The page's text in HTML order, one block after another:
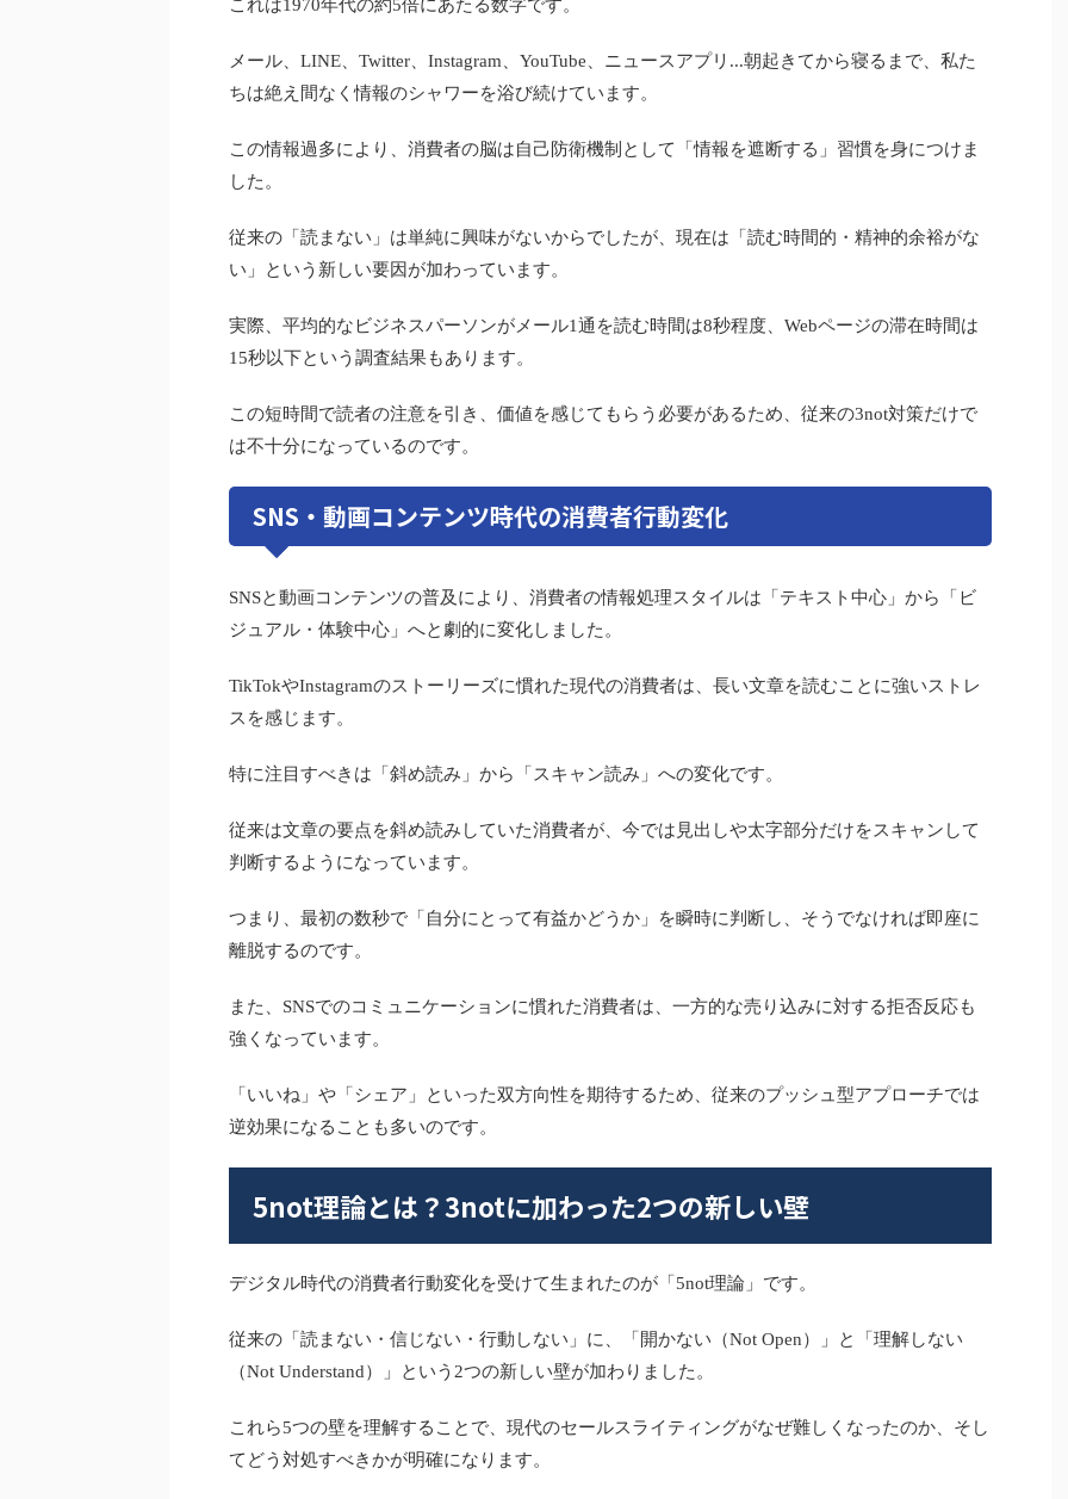
これは1970年代の約5倍にあたる数字です。
メール、LINE、Twitter、Instagram、YouTube、ニュースアプリ...朝起きてから寝るまで、私た
ちは絶え間なく情報のシャワーを浴び続けています。
この情報過多により、消費者の脳は自己防衛機制として「情報を遮断する」習慣を身につけま
した。
従来の「読まない」は単純に興味がないからでしたが、現在は「読む時間的・精神的余裕がな
い」という新しい要因が加わっています。
実際、平均的なビジネスパーソンがメール1通を読む時間は8秒程度、Webページの滞在時間は
15秒以下という調査結果もあります。
この短時間で読者の注意を引き、価値を感じてもらう必要があるため、従来の3not対策だけで
は不十分になっているのです。
SNS・動画コンテンツ時代の消費者行動変化
SNSと動画コンテンツの普及により、消費者の情報処理スタイルは「テキスト中心」から「ビ
ジュアル・体験中心」へと劇的に変化しました。
TikTokやInstagramのストーリーズに慣れた現代の消費者は、長い文章を読むことに強いストレ
スを感じます。
特に注目すべきは「斜め読み」から「スキャン読み」への変化です。
従来は文章の要点を斜め読みしていた消費者が、今では見出しや太字部分だけをスキャンして
判断するようになっています。
つまり、最初の数秒で「自分にとって有益かどうか」を瞬時に判断し、そうでなければ即座に
離脱するのです。
また、SNSでのコミュニケーションに慣れた消費者は、一方的な売り込みに対する拒否反応も
強くなっています。
「いいね」や「シェア」といった双方向性を期待するため、従来のプッシュ型アプローチでは
逆効果になることも多いのです。
5not理論とは？3notに加わった2つの新しい壁
デジタル時代の消費者行動変化を受けて生まれたのが「5not理論」です。
従来の「読まない・信じない・行動しない」に、「開かない（Not Open）」と「理解しない
（Not Understand）」という2つの新しい壁が加わりました。
これら5つの壁を理解することで、現代のセールスライティングがなぜ難しくなったのか、そし
てどう対処すべきかが明確になります。